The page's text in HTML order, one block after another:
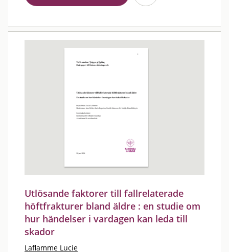
Utlösande faktorer till fallrelaterade
höftfrakturer bland äldre : en studie om
hur händelser i vardagen kan leda till
skador
Laflamme Lucie